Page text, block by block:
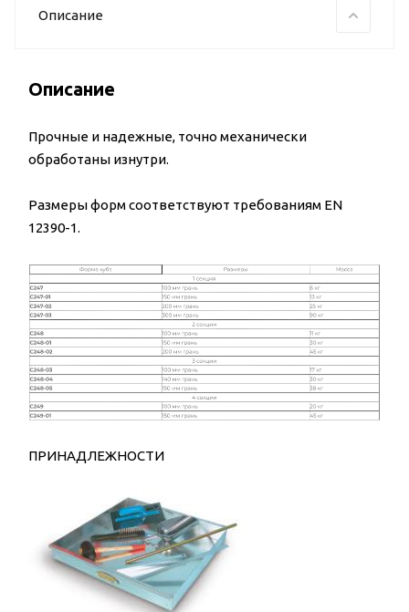
Описание
Описание
Прочные и надежные, точно механически
обработаны изнутри.
Размеры форм соответствуют требованиям EN
12390-1.
ПРИНАДЛЕЖНОСТИ